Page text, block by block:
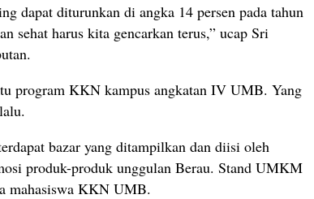
dapat diturunkan di angka 14 persen pada tahun
sehat harus kita gencarkan terus,” ucap Sri
program KKN kampus angkatan IV UMB. Yang
bazar yang ditampilkan dan diisi oleh
produk-produk unggulan Berau. Stand UMKM
mahasiswa KKN UMB.